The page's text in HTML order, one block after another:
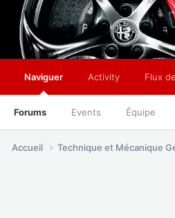
Naviguer
Forums Events Équipe
Activity Flux
Accueil Technique et Mécanique